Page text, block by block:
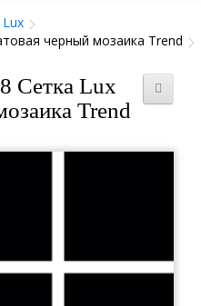
Lux
черный мозаика Trend
Сетка Lux
Trend